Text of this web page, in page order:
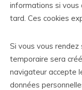
informations si vous
tard. Ces cookies
Si vous vous rendez
temporaire sera
navigateur accepte
données